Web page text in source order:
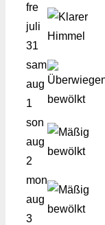
fre
juli
31
sam
aug
1
son
aug
2
mon
aug
3